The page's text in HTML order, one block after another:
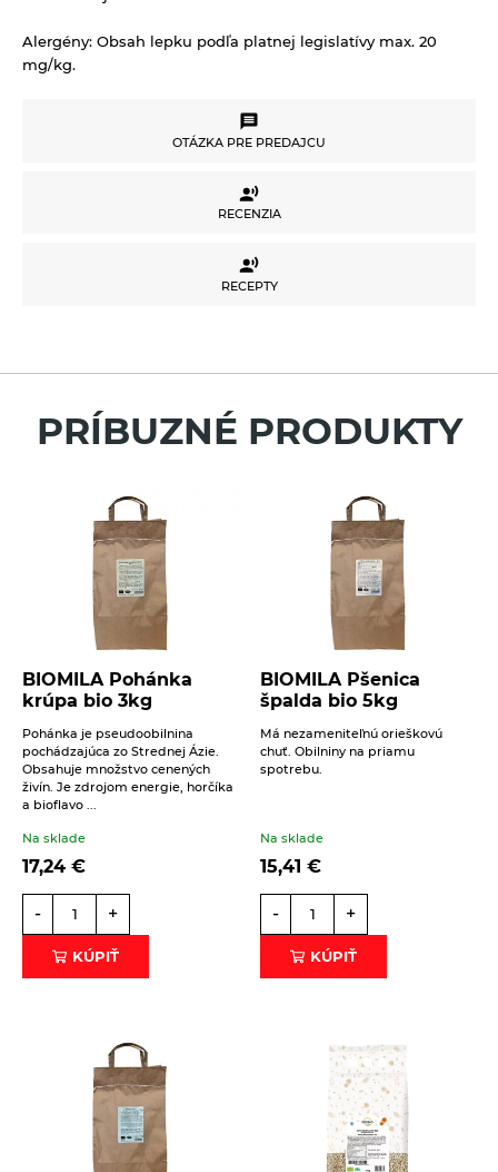
Alergény: Obsah lepku podľa platnej legislatívy max. 20
mg/kg.
OTÁZKA PRE PREDAJCU
OTÁZKA PRE PREDAJCU
Potrebujete poradiť s výberom produktu alebo
máte akékoľvek ďalšie otázky?
Beriem na vedomie spracovanie osobných údajov .
ODOSLAŤ
RECENZIA
RECEPTY
16. 6. 2021
Zapečená ryža
ČÍTAŤ VIAC
PRÍBUZNÉ PRODUKTY
BIOMILA Pohánka
krúpa bio 3kg
Pohánka je pseudoobilnina
pochádzajúca zo Strednej Ázie.
Obsahuje množstvo cenených
živín. Je zdrojom energie, horčíka
a bioflavo ...
Na sklade
17,24 €
- +
KÚPIŤ
BIOMILA Pšenica
špalda bio 5kg
Má nezameniteľnú orieškovú
chuť. Obilniny na priamu
spotrebu.
Na sklade
15,41 €
- +
KÚPIŤ